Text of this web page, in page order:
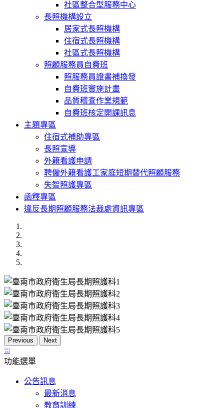
社區整合型服務中心
長照機構設立
居家式長照機構
住宿式長照機構
社區式長照機構
照顧服務員自費班
照服務員證書補換發
自費班實施計畫
品質稽查作業規範
自費班核定開課訊息
主題專區
住宿式補助專區
長照宣導
外籍看護申請
聘僱外籍看護工家庭短期替代照顧服務
失智照護專區
函釋專區
違反長期照顧服務法裁處資訊專區
Previous Next
:::
功能選單
公告訊息
最新消息
教育訓練